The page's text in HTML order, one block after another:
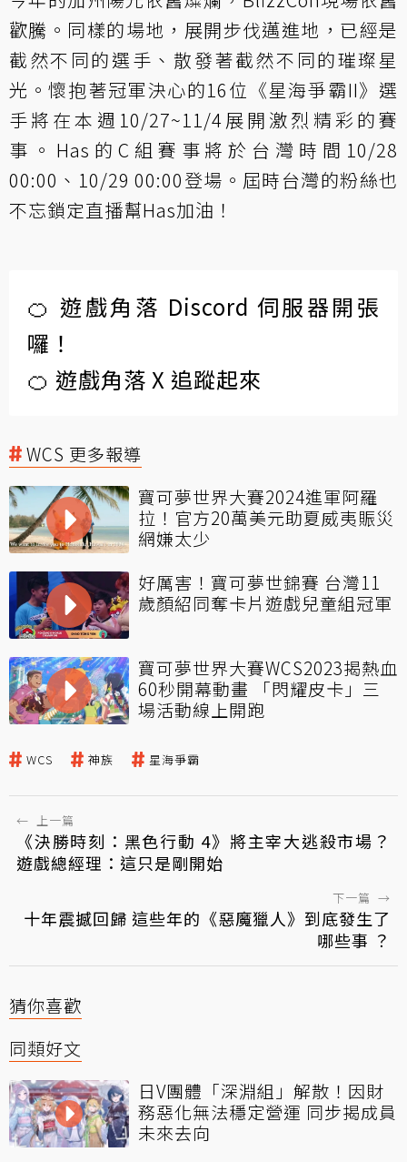
歡騰。同樣的場地，展開步伐邁進地，已經是
截然不同的選手、散發著截然不同的璀璨星
光。懷抱著冠軍決心的16位《星海爭霸II》選
手將在本週10/27~11/4展開激烈精彩的賽
事。Has的C組賽事將於台灣時間10/28
00:00、10/29 00:00登場。屆時台灣的粉絲也
不忘鎖定直播幫Has加油！
🍊 遊戲角落 Discord 伺服器開張
囉！
🍊 遊戲角落 X 追蹤起來
WCS 更多報導
寶可夢世界大賽2024進軍阿羅
拉！官方20萬美元助夏威夷賑災
網嫌太少
好厲害！寶可夢世錦賽 台灣11
歲顏紹同奪卡片遊戲兒童組冠軍
寶可夢世界大賽WCS2023揭熱血
60秒開幕動畫 「閃耀皮卡」三
場活動線上開跑
WCS 神族 星海爭霸
← 上一篇
《決勝時刻：黑色行動 4》將主宰大逃殺市場？
遊戲總經理：這只是剛開始
下一篇 →
十年震撼回歸 這些年的《惡魔獵人》到底發生了
哪些事 ？
猜你喜歡
同類好文
日V團體「深淵組」解散！因財
務惡化無法穩定營運 同步揭成員
未來去向